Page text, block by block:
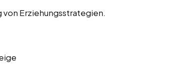
Erziehungsstrategien.